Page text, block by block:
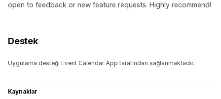
open to feedback or new feature requests. Highly recommend!
Destek
Uygulama desteği Event Calendar App tarafından sağlanmaktadır.
Kaynaklar